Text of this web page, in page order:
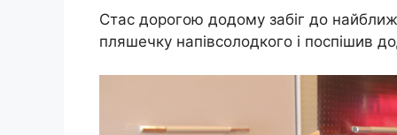
Стас дорогою додому забіг до
пляшечку напівсолодкого і поспішив